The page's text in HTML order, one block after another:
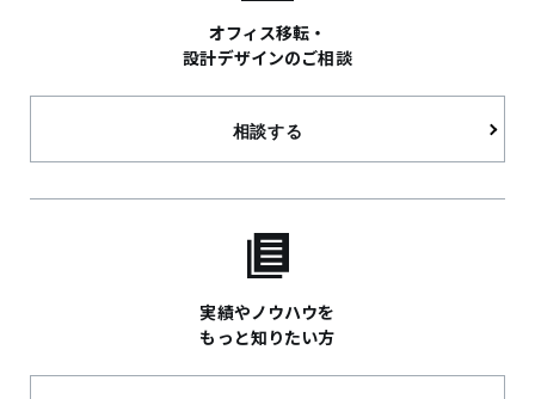
オフィス移転・
設計デザインのご相談
相談する
実績やノウハウを
もっと知りたい方